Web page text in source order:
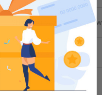
Sklep Warszawa - Ursynów
Na zamówienie